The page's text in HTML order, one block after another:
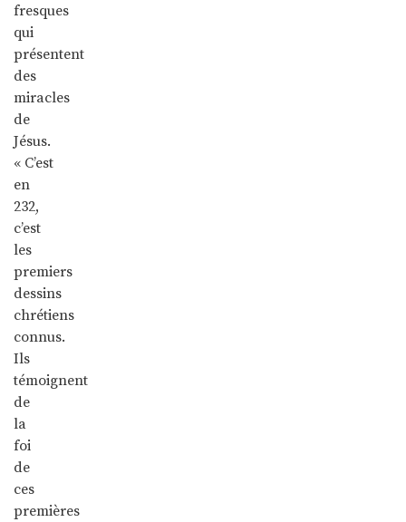
fresques
qui
présentent
des
miracles
de
Jésus.
« C’est
en
232,
c’est
les
premiers
dessins
chrétiens
connus.
Ils
témoignent
de
la
foi
de
ces
premières